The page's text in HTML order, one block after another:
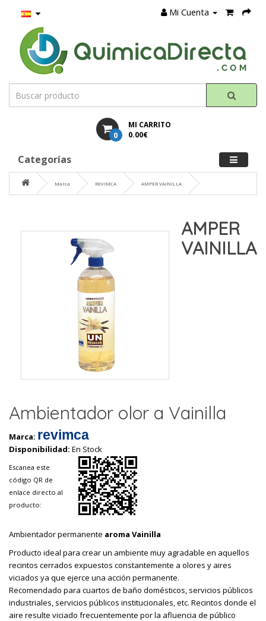
Mi Cuenta
MI CARRITO
0 0.00€
Categorías
Marca REVIMCA AMPER VAINILLA
AMPER
VAINILLA
Ambientador olor a Vainilla
Marca: revimca
Disponibilidad: En Stock
Escanea este
código QR de
enlace directo al
producto:
Ambientador permanente aroma Vainilla
Producto ideal para crear un ambiente muy agradable en aquellos
recintos cerrados expuestos constantemente a olores y aires
viciados ya que ejerce una acción permanente.
Recomendado para cuartos de baño domésticos, servicios públicos
industriales, servicios públicos institucionales, etc. Recintos donde el
aire resulte viciado frecuentemente por la afluencia de público